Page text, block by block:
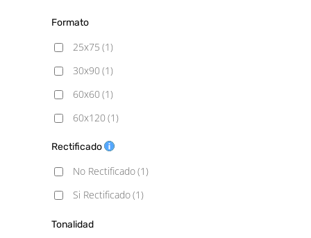
Formato
25x75 (1)
30x90 (1)
60x60 (1)
60x120 (1)
75x75 (1)
Rectificado
No Rectificado(1)
Si Rectificado(1)
Tonalidad